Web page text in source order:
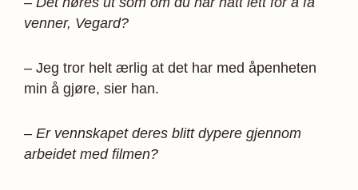
venner, Vegard?
– Jeg tror helt ærlig at det har med åpenheten
min å gjøre, sier han.
– Er vennskapet deres blitt dypere gjennom
arbeidet med filmen?